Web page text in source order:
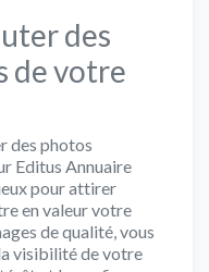
des
de votre
des photos
Editus Annuaire
pour attirer
en valeur votre
de qualité, vous
visibilité de votre